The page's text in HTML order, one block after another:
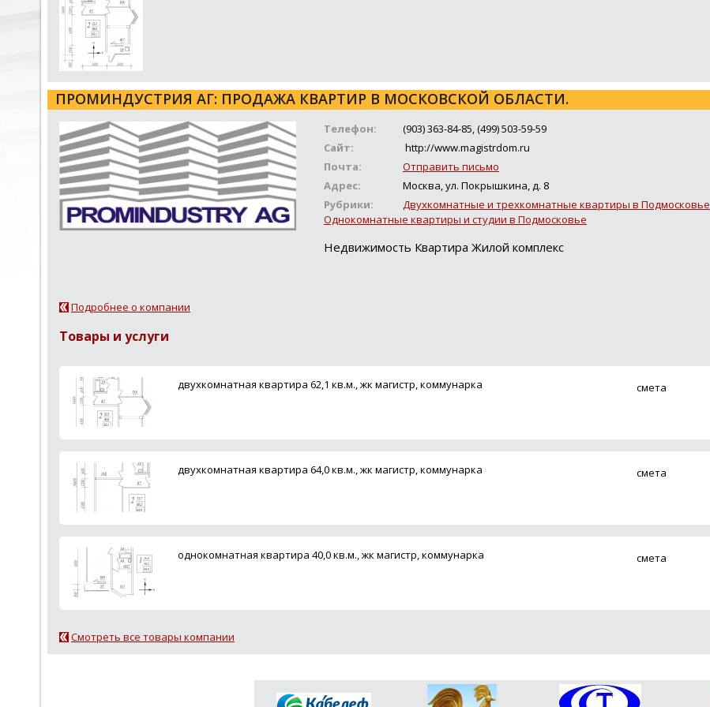
ПРОМИНДУСТРИЯ АГ: ПРОДАЖА КВАРТИР В МОСКОВСКОЙ ОБЛАСТИ.
Телефон:
(903) 363-84-85, (499) 503-59-59
Сайт:
http://www.magistrdom.ru
Почта:
Отправить письмо
Адрес:
Москва, ул. Покрышкина, д. 8
Рубрики:
Двухкомнатные и трехкомнатные квартиры в Подмосковье
Однокомнатные квартиры и студии в Подмосковье
Недвижимость Квартира Жилой комплекс
Подробнее о компании
Товары и услуги
двухкомнатная квартира 62,1 кв.м., жк магистр, коммунарка смета
двухкомнатная квартира 64,0 кв.м., жк магистр, коммунарка смета
однокомнатная квартира 40,0 кв.м., жк магистр, коммунарка смета
Смотреть все товары компании